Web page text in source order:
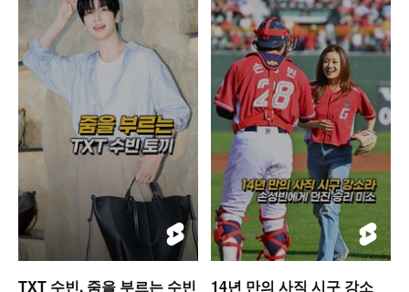
TXT 수빈, 줌을 부르는 수빈
14년 만의 사직 시구 강소